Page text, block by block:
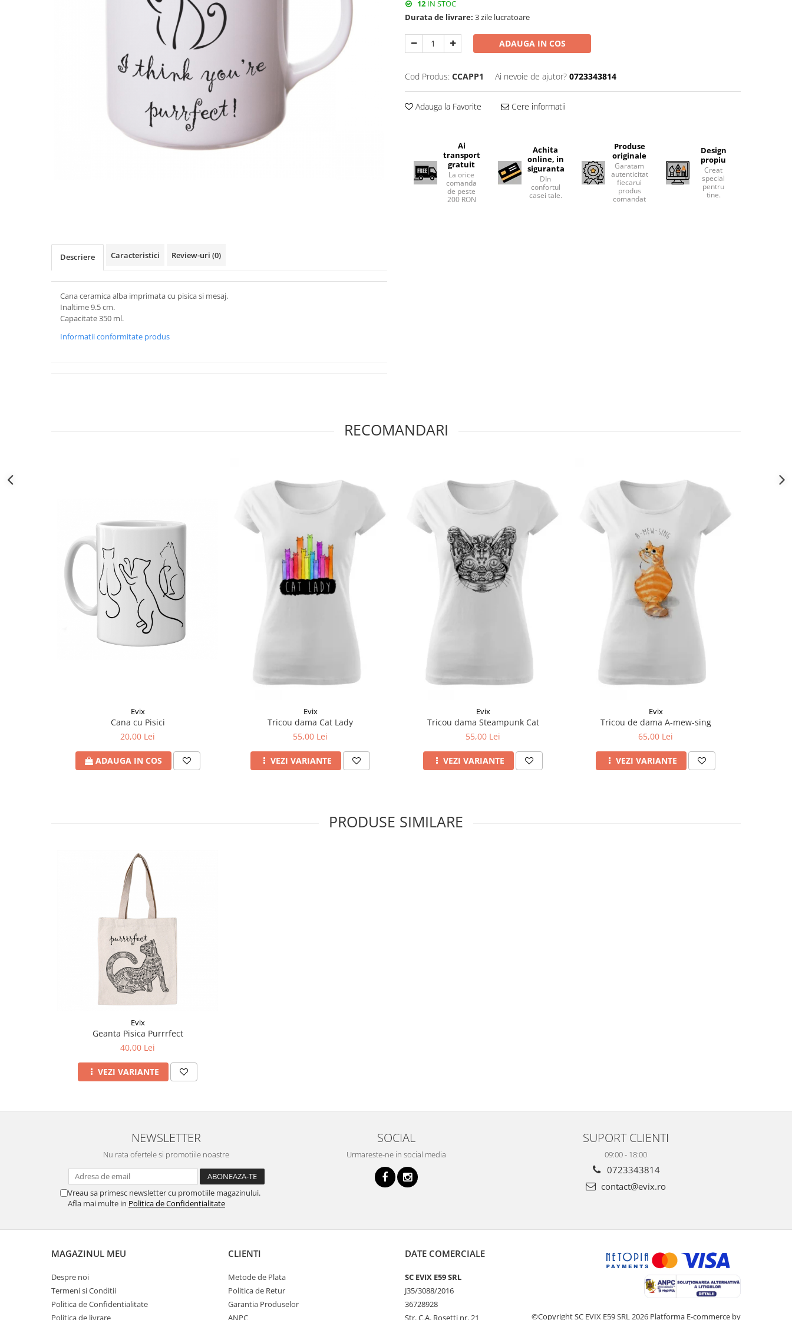
12 IN STOC
Durata de livrare: 3 zile lucratoare
ADAUGA IN COS
Cod Produs: CCAPP1 Ai nevoie de ajutor? 0723343814
Adauga la Favorite Cere informatii
Ai
transport
gratuit
La orice
comanda
de peste
200 RON
Achita
online, in
siguranta
DIn
confortul
casei tale.
Produse
originale
Garatam
autenticitatea
fiecarui
produs
comandat
Design
propiu
Creat
special
pentru
tine.
Descriere Caracteristici Review-uri (0)
Cana ceramica alba imprimata cu pisica si mesaj.
Inaltime 9.5 cm.
Capacitate 350 ml.
Informatii conformitate produs
RECOMANDARI
Evix
Cana cu Pisici
20,00 Lei
ADAUGA IN COS
Evix
Tricou dama Cat Lady
55,00 Lei
VEZI VARIANTE
Evix
Tricou dama Steampunk Cat
55,00 Lei
VEZI VARIANTE
Evix
Tricou de dama A-mew-sing
65,00 Lei
VEZI VARIANTE
PRODUSE SIMILARE
Evix
Geanta Pisica Purrrfect
40,00 Lei
VEZI VARIANTE
NEWSLETTER
Nu rata ofertele si promotiile noastre
Vreau sa primesc newsletter cu promotiile magazinului.
Afla mai multe in Politica de Confidentialitate
SOCIAL
Urmareste-ne in social media
SUPORT CLIENTI
09:00 - 18:00
0723343814
contact@evix.ro
MAGAZINUL MEU
Despre noi
Termeni si Conditii
Politica de Confidentialitate
Politica de livrare
CLIENTI
Metode de Plata
Politica de Retur
Garantia Produselor
ANPC
DATE COMERCIALE
SC EVIX E59 SRL
J35/3088/2016
36728928
Str. C.A. Rosetti nr. 21
©Copyright SC EVIX E59 SRL 2026 Platforma E-commerce by